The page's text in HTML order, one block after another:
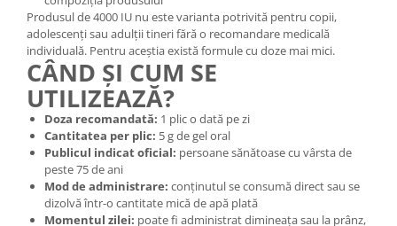
Produsul de 4000 IU nu este varianta potrivită pentru copii,
adolescenți sau adulții tineri fără o recomandare medicală
individuală. Pentru aceștia există formule cu doze mai mici.
CÂND ȘI CUM SE
UTILIZEAZĂ?
Doza recomandată: 1 plic o dată pe zi
Cantitatea per plic: 5 g de gel oral
Publicul indicat oficial: persoane sănătoase cu vârsta de
peste 75 de ani
Mod de administrare: conținutul se consumă direct sau se
dizolvă într-o cantitate mică de apă plată
Momentul zilei: poate fi administrat dimineața sau la prânz,